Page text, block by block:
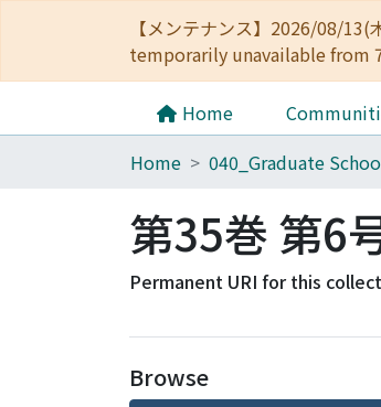
【メンテナンス】2026/08/
temporarily unavailable from
Home
Home
第35巻 第6
Permanent URI for this
Browse